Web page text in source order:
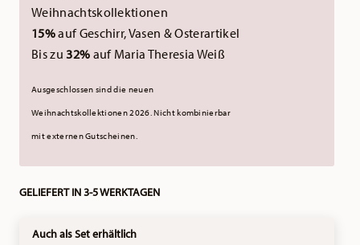
Weihnachtskollektionen
15%auf Geschirr, Vasen & Osterartikel
Bis zu32% auf Maria Theresia Weiß
Ausgeschlossen sind die neuen
Weihnachtskollektionen 2026.Nicht kombinierbar
mit externen Gutscheinen.
GELIEFERT IN 3-5 WERKTAGEN
Auch als Set erhältlich